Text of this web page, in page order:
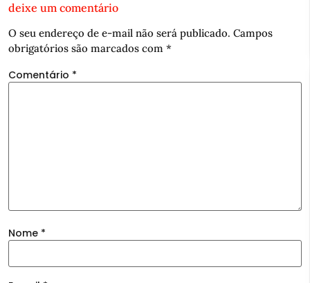
deixe um comentário
O seu endereço de e-mail não será publicado. Campos
obrigatórios são marcados com *
Comentário *
Nome *